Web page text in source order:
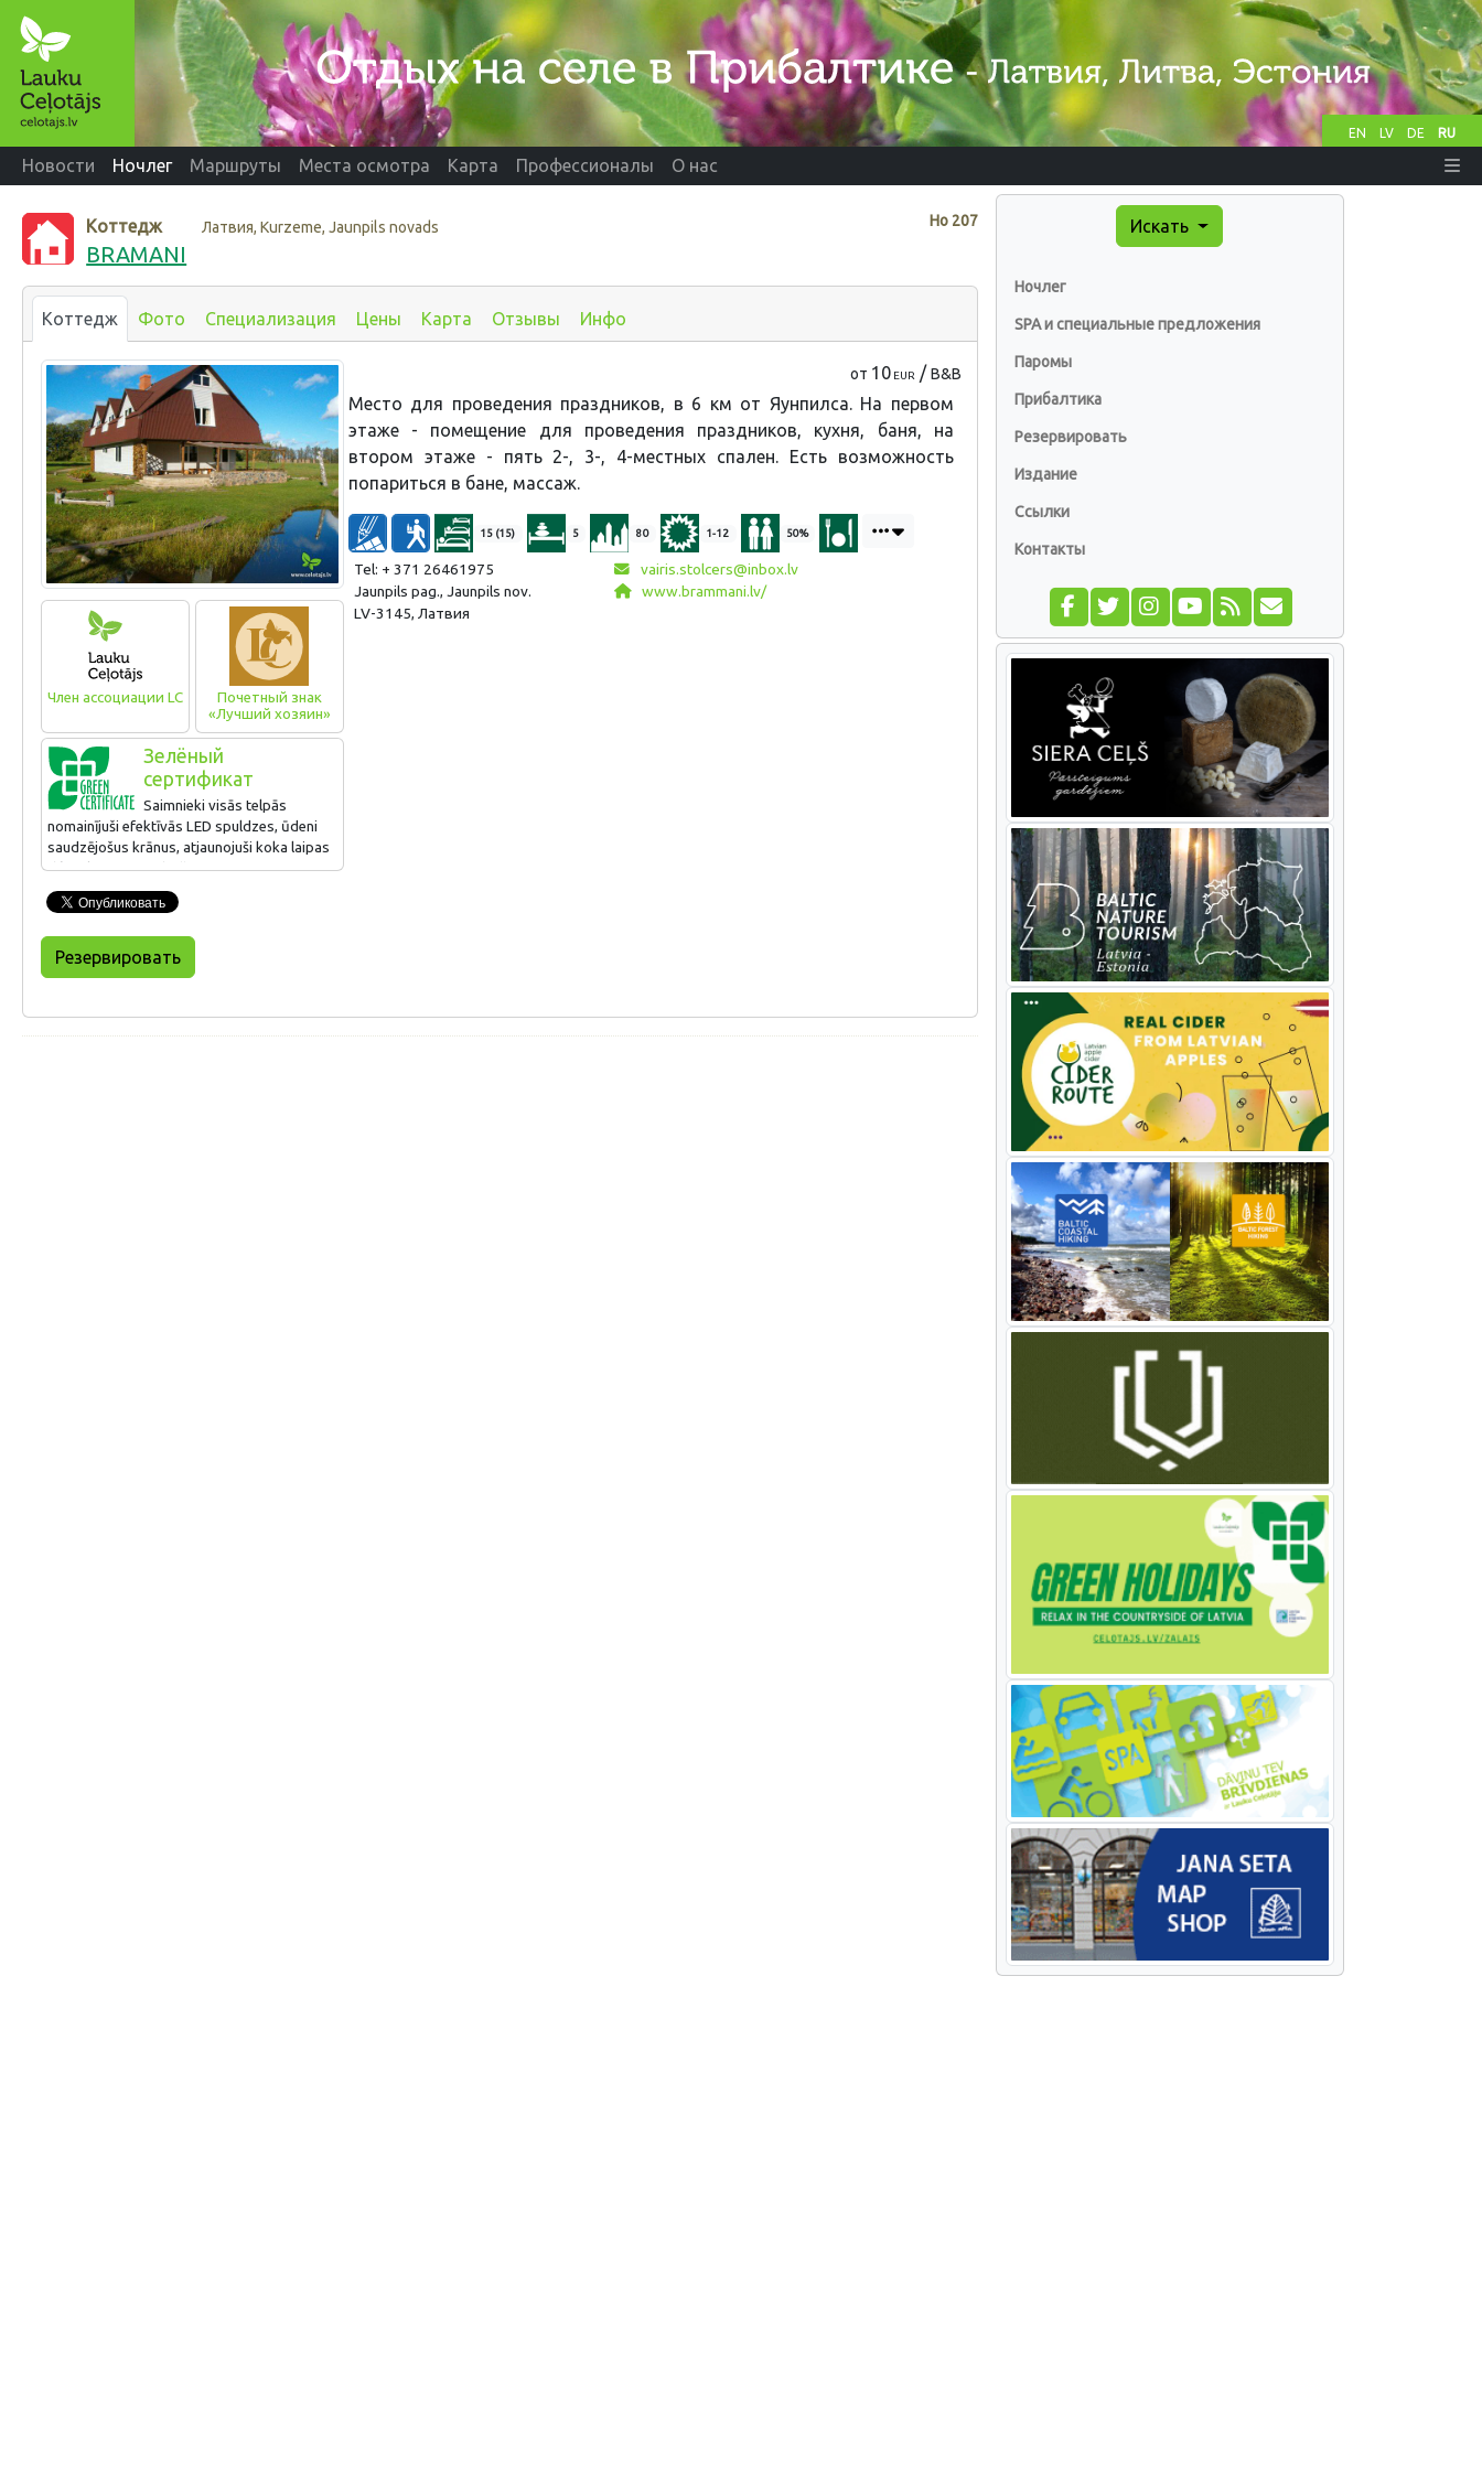
EN LV DE RU
Новости Ночлег Маршруты Места осмотра Карта Профессионалы О нас
Нo 207
Коттедж Латвия, Kurzeme, Jaunpils novads
BRAMANI
Коттедж Фото Специализация Цены Карта Отзывы Инфо
Член ассоциации LC
Почетный знак
«Лучший хозяин»
Зелёный
сертификат
Saimnieki visās telpās
nomainījuši efektīvās LED spuldzes, ūdeni
saudzējošus krānus, atjaunojuši koka laipas
dīķmalā un uzstādījuši jaunu –
energoefektīvu granulu katlu.
materiālus par apkaimes dabas vērtībām un
viesu bērniem rāda, kādi izskatās vēži
от 10EUR /B&B
Место для проведения праздников, в 6 км от Яунпилса. На первом
этаже - помещение для проведения праздников, кухня, баня, на
втором этаже - пять 2-, 3-, 4-местных спален. Есть возможность
попариться в бане, массаж.
15 (15) 5 80 1-12 50%
Tel: + 371 26461975
Jaunpils pag., Jaunpils nov.
LV-3145, Латвия
vairis.stolcers@inbox.lv
www.brammani.lv/
Резервировать
Искать
Ночлег
SPA и специальные предложения
Паромы
Прибалтика
Резервировать
Издание
Ссылки
Контакты